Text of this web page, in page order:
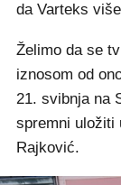
da Varteks
Želimo da se
iznosom od
21. svibnja na
spremni uložiti
Rajković.